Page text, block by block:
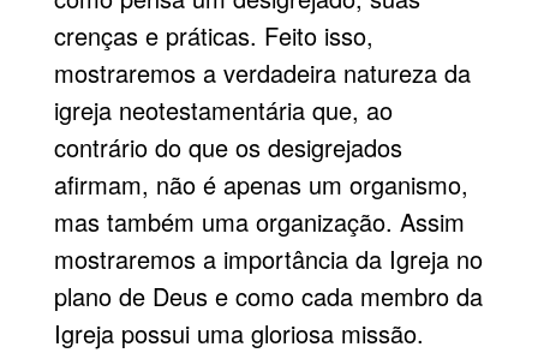
crenças e práticas. Feito isso,
mostraremos a verdadeira natureza da
igreja neotestamentária que, ao
contrário do que os desigrejados
afirmam, não é apenas um organismo,
mas também uma organização. Assim
mostraremos a importância da Igreja no
plano de Deus e como cada membro da
Igreja possui uma gloriosa missão.